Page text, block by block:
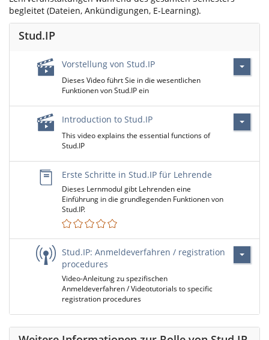
begleitet (Dateien, Ankündigungen, E-Learning).
Stud.IP
Vorstellung von Stud.IP
Dieses Video führt Sie in die wesentlichen
Funktionen von Stud.IP ein
Introduction to Stud.IP
This video explains the essential functions of
Stud.IP
Erste Schritte in Stud.IP für Lehrende
Dieses Lernmodul gibt Lehrenden eine
Einführung in die grundlegenden Funktionen von
Stud.IP.
Stud.IP: Anmeldeverfahren / registration
procedures
Video-Anleitung zu spezifischen
Anmeldeverfahren / Videotutorials to specific
registration procedures